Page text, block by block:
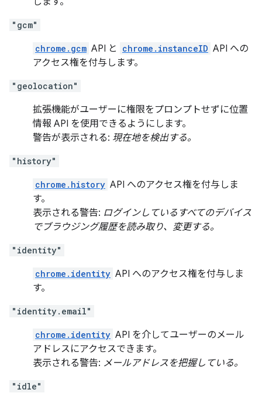
"gcm"
chrome.gcm API と chrome.instanceID API への
アクセス権を付与します。
"geolocation"
拡張機能がユーザーに権限をプロンプトせずに位置
情報 API を使用できるようにします。
警告が表示される: 現在地を検出する。
"history"
chrome.history API へのアクセス権を付与しま
す。
表示される警告: ログインしているすべてのデバイス
でブラウジング履歴を読み取り、変更する。
"identity"
chrome.identity API へのアクセス権を付与しま
す。
"identity.email"
chrome.identity API を介してユーザーのメール
アドレスにアクセスできます。
表示される警告: メールアドレスを把握している。
"idle"